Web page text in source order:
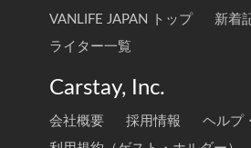
VANLIFE JAPAN トップ
新着
ライター一覧
Carstay, Inc.
会社概要 採用情報
ヘルプ